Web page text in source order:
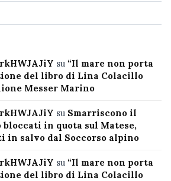
su “Il mare non porta
del libro di Lina Colacillo
Messer Marino
su Smarriscono il
in quota sul Matese,
salvo dal Soccorso alpino
su “Il mare non porta
del libro di Lina Colacillo